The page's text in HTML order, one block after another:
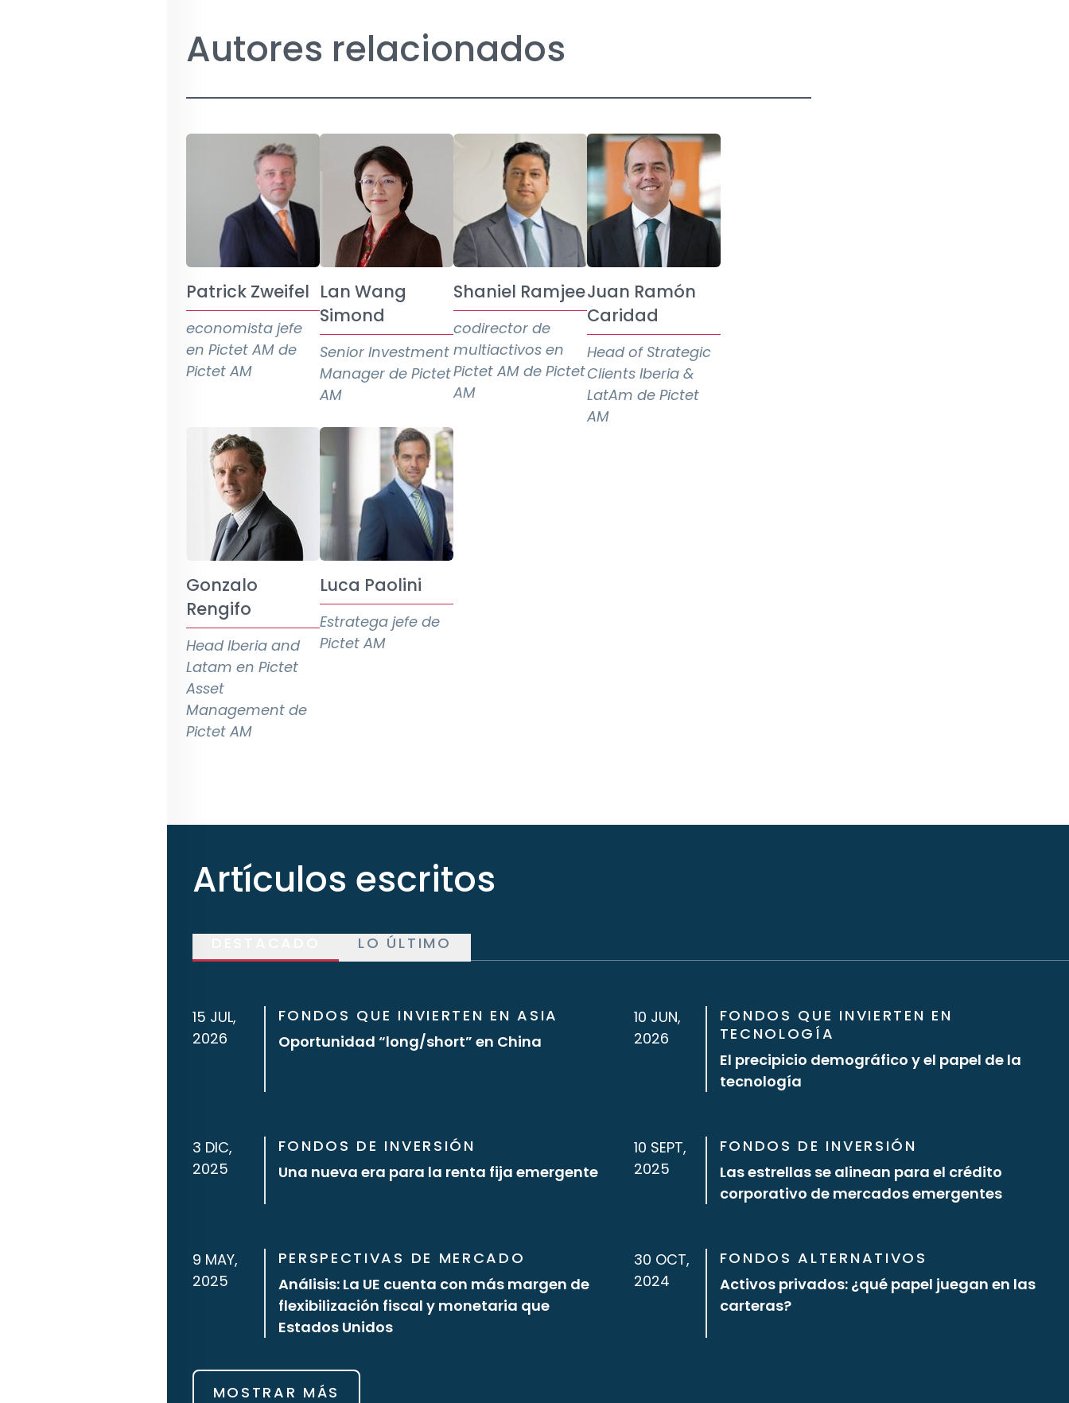
Autores relacionados
Patrick Zweifel
economista jefe
en Pictet AM de
Pictet AM
Lan Wang
Simond
Senior Investment
Manager de Pictet
AM
Shaniel Ramjee
codirector de
multiactivos en
Pictet AM de Pictet
AM
Juan Ramón
Caridad
Head of Strategic
Clients Iberia &
LatAm de Pictet
AM
Gonzalo
Rengifo
Head Iberia and
Latam en Pictet
Asset
Management de
Pictet AM
Luca Paolini
Estratega jefe de
Pictet AM
Artículos escritos
LO ÚLTIMO
15 JUL,
2026
FONDOS QUE INVIERTEN EN ASIA
Oportunidad “long/short” en China
10 JUN,
2026
FONDOS QUE INVIERTEN EN
TECNOLOGÍA
El precipicio demográfico y el papel de la
tecnología
3 DIC,
2025
FONDOS DE INVERSIÓN
Una nueva era para la renta fija emergente
10 SEPT,
2025
FONDOS DE INVERSIÓN
Las estrellas se alinean para el crédito
corporativo de mercados emergentes
9 MAY,
2025
PERSPECTIVAS DE MERCADO
Análisis: La UE cuenta con más margen de
flexibilización fiscal y monetaria que
Estados Unidos
30 OCT,
2024
FONDOS ALTERNATIVOS
Activos privados: ¿qué papel juegan en las
carteras?
MOSTRAR MÁS